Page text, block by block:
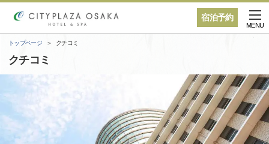
宿泊予約
MENU
トップページ クチコミ
クチコミ